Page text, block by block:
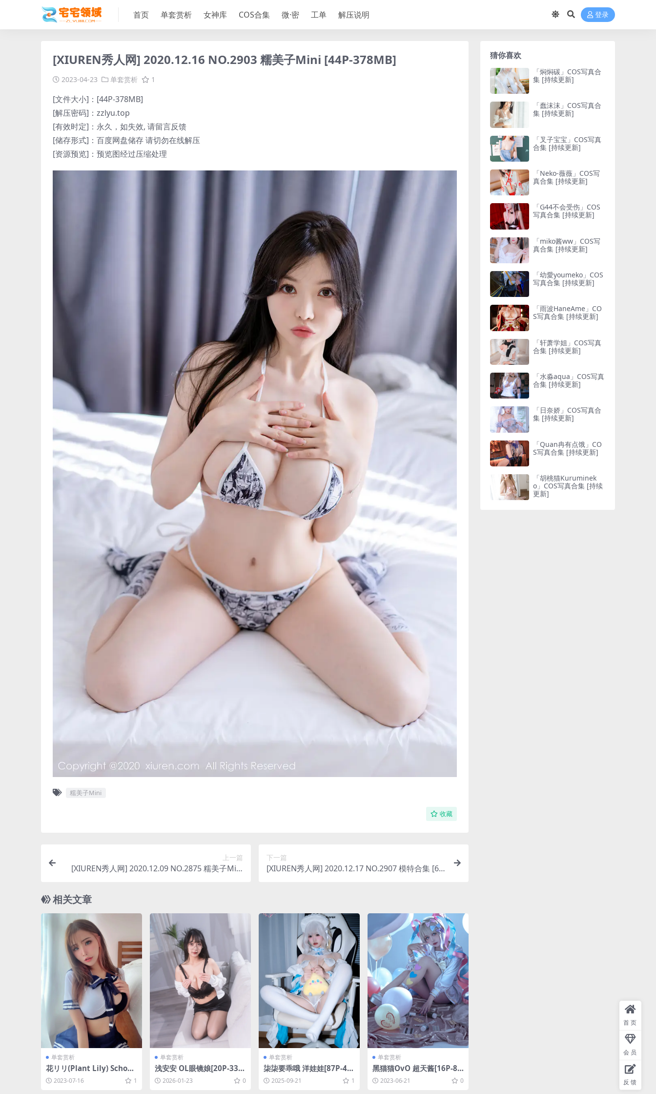
首页 单套赏析 女神库 COS合集 微·密 工单 解压说明 登录
[XIUREN秀人网] 2020.12.16 NO.2903 糯美子Mini [44P-378MB]
2023-04-23 单套赏析 1
[文件大小]：[44P-378MB]
[解压密码]：zzlyu.top
[有效时定]：永久，如失效, 请留言反馈
[储存形式]：百度网盘储存 请切勿在线解压
[资源预览]：预览图经过压缩处理
糯美子Mini
收藏
上一篇
[XIUREN秀人网] 2020.12.09 NO.2875 糯美子Mini
下一篇
[XIUREN秀人网] 2020.12.17 NO.2907 模特合集 [67
相关文章
单套赏析
花リリ(Plant Lily) School
Girl [12P1V-58MB]
2023-07-16 1
单套赏析
浅安安 OL眼镜娘[20P-338.
2M]2026-01-23 0
单套赏析
柒柒要乖哦 洋娃娃[87P-46
4M]2025-09-21 1
单套赏析
黑猫猫OvO 超天酱[16P-88
MB]2023-06-21 0
猜你喜欢
「焖焖碳」COS写真合
集 [持续更新]
「蠢沫沫」COS写真合
集 [持续更新]
「叉子宝宝」COS写真
合集 [持续更新]
「Neko-薇薇」COS写
真合集 [持续更新]
「G44不会受伤」COS
写真合集 [持续更新]
「miko酱ww」COS写
真合集 [持续更新]
「幼愛youmeko」COS
写真合集 [持续更新]
「雨波HaneAme」CO
S写真合集 [持续更新]
「轩萧学姐」COS写真
合集 [持续更新]
「水淼aqua」COS写真
合集 [持续更新]
「日奈娇」COS写真合
集 [持续更新]
「Quan冉有点饿」CO
S写真合集 [持续更新]
「胡桃猫Kuruminek
o」COS写真合集 [持续
更新]
首页
会员
反馈